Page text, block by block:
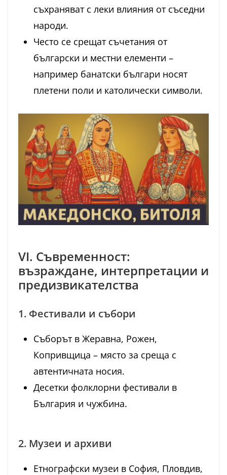
съхраняват с леки влияния от съседни
народи.
Често се срещат съчетания от
български и местни елементи –
например банатски българи носят
плетени поли и католически символи.
VI. Съвременност:
възраждане, интерпретации и
предизвикателства
1. Фестивали и събори
Съборът в Жеравна, Рожен,
Копривщица – място за среща с
автентичната носия.
Десетки фолклорни фестивали в
България и чужбина.
2. Музеи и архиви
Етнографски музеи в София, Пловдив,